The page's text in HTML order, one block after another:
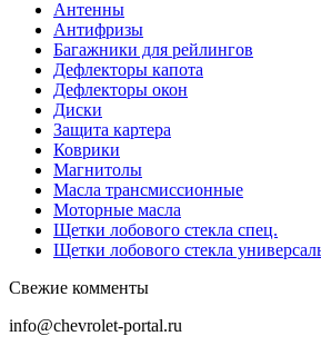
Антенны
Антифризы
Багажники для рейлингов
Дефлекторы капота
Дефлекторы окон
Диски
Защита картера
Коврики
Магнитолы
Масла трансмиссионные
Моторные масла
Щетки лобового стекла спец.
Щетки лобового стекла
Свежие комменты
info@chevrolet-portal.ru